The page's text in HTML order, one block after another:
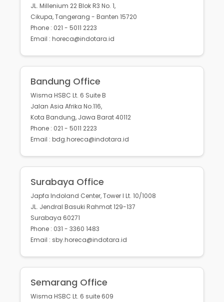
JL. Millenium 22 Blok R3 No. 1,
Cikupa, Tangerang - Banten 15720
Phone : 021 - 5011 2223
Email : horeca@indotara.id
Bandung Office
Wisma HSBC Lt. 6 Suite B
Jalan Asia Afrika No.116,
Kota Bandung, Jawa Barat 40112
Phone : 021 - 5011 2223
Email : bdg.horeca@indotara.id
Surabaya Office
Japfa Indoland Center, Tower I Lt. 10/1008
JL. Jendral Basuki Rahmat 129-137
Surabaya 60271
Phone : 031 - 3360 1483
Email : sby.horeca@indotara.id
Semarang Office
Wisma HSBC Lt. 6 suite 609